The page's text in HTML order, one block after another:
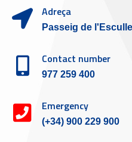
Adreça
Passeig de
Contact number
977 259 400
Emergency
(+34) 900 229 900